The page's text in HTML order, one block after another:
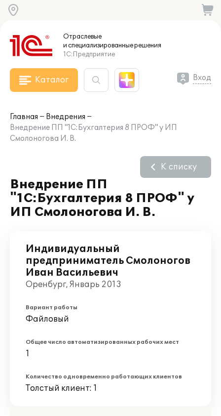
Отраслевые
и специализированныерешения
1С:Предприятие
Каталог Вход
Главная
Внедрения
Внедрение ПП "1С:Бухгалтерия 8 ПРОФ" у ИП
Смолоногова И. В.
Внедрение ПП
"1С:Бухгалтерия 8 ПРОФ" у
ИП Смолоногова И. В.
К списку
Индивидуальный
предприниматель Смолоногов
Иван Васильевич
Оренбург, Январь 2013
Вариант работы
Файловый
Общее число автоматизированных рабочих мест
1
Количество одновременно работающих клиентов
Толстый клиент: 1